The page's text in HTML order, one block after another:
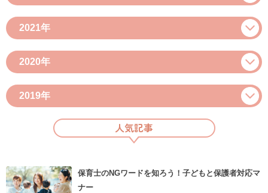
2021年
2020年
2019年
人気記事
保育士のNGワードを知ろう！子どもと保護者対応マ
ナー